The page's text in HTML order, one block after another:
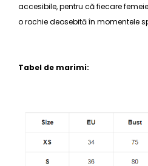
accesibile, pentru că fiecare
o rochie deosebită în momentele
Tabel de marimi: